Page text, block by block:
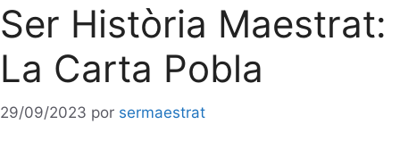
Ser Història Maestrat:
La Carta Pobla
29/09/2023 por sermaestrat